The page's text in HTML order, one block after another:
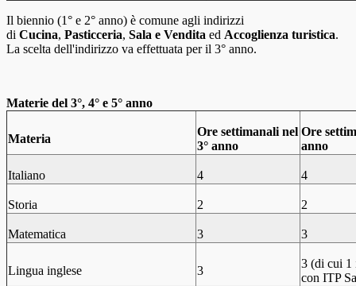
Il biennio (1° e 2° anno) è comune agli indirizzi
di Cucina, Pasticceria, Sala e Vendita ed Accoglienza turistica.
La scelta dell'indirizzo va effettuata per il 3° anno.
Materie del 3°, 4° e 5° anno
Materia
Ore settimanali nel
3° anno
Ore
anno
Italiano 4 4
Storia 2 2
Matematica 3 3
Lingua inglese 3
3 (di cui 1
con ITP